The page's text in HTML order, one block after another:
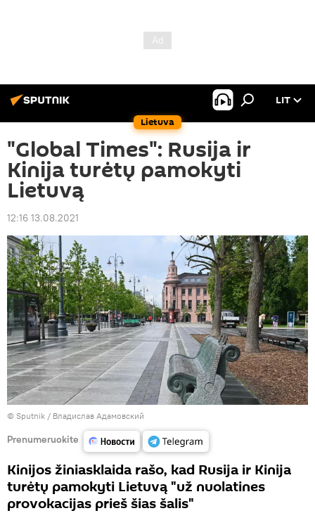
Lietuva
LIT
"Global Times": Rusija ir
Kinija turėtų pamokyti
Lietuvą
12:16 13.08.2021
© Sputnik / Владислав Адамовский
Prenumeruokite
Kinijos žiniasklaida rašo, kad Rusija ir Kinija
turėtų pamokyti Lietuvą "už nuolatines
provokacijas prieš šias šalis"